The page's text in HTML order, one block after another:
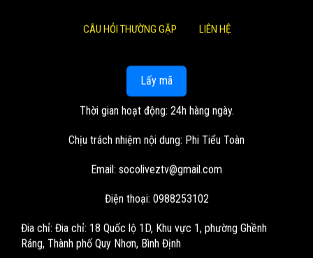
CÂU HỎI THƯỜNG GẶP LIÊN HỆ
Lấy mã
Thời gian hoạt động: 24h hàng ngày.
Chịu trách nhiệm nội dung: Phi Tiểu Toàn
Email: socoliveztv@gmail.com
Điện thoại: 0988253102
Đia chỉ: Đia chỉ: 18 Quốc lộ 1D, Khu vực 1, phường Ghềnh
Ráng, Thành phố Quy Nhơn, Bình Định